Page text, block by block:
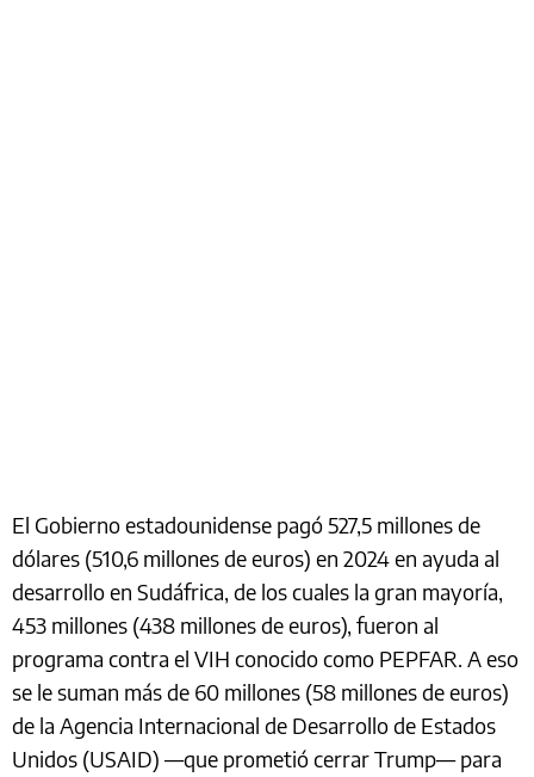
El Gobierno estadounidense pagó 527,5 millones de
dólares (510,6 millones de euros) en 2024 en ayuda al
desarrollo en Sudáfrica, de los cuales la gran mayoría,
453 millones (438 millones de euros), fueron al
programa contra el VIH conocido como PEPFAR. A eso
se le suman más de 60 millones (58 millones de euros)
de la Agencia Internacional de Desarrollo de Estados
Unidos (USAID) —que prometió cerrar Trump— para